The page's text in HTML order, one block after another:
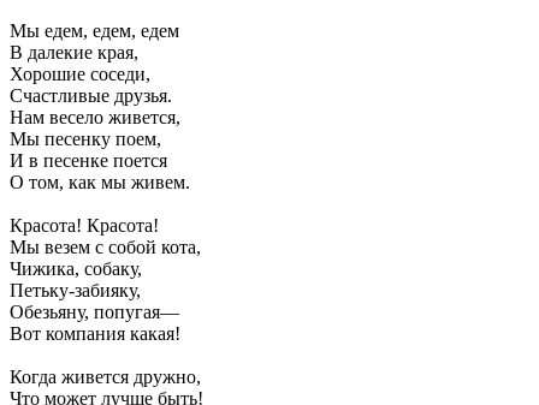
Мы едем, едем, едем
В далекие края,
Хорошие соседи,
Счастливые друзья.
Нам весело живется,
Мы песенку поем,
И в песенке поется
О том, как мы живем.
Красота! Красота!
Мы везем с собой кота,
Чижика, собаку,
Петьку-забияку,
Обезьяну, попугая—
Вот компания какая!
Когда живется дружно,
Что может лучше быть!